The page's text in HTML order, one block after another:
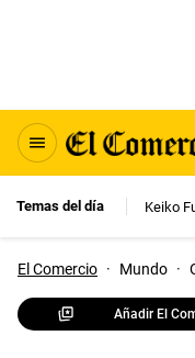
Temas del día Keiko
El Comercio · Mundo ·
Añadir El